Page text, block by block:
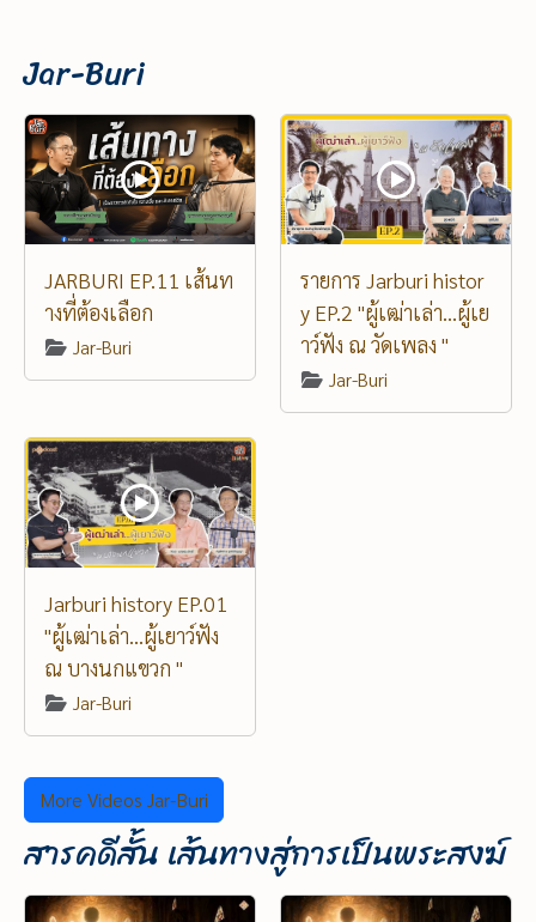
Jar-Buri
JARBURI EP.11 เส้นท
างที่ต้องเลือก
Jar-Buri
รายการ Jarburi histor
y EP.2 "ผู้เฒ่าเล่า...ผู้เย
าว์ฟัง ณ วัดเพลง "
Jar-Buri
Jarburi history EP.01
"ผู้เฒ่าเล่า...ผู้เยาว์ฟัง
ณ บางนกแขวก "
Jar-Buri
More Videos Jar-Buri
สารคดีสั้น เส้นทางสู่การเป็นพระสงฆ์